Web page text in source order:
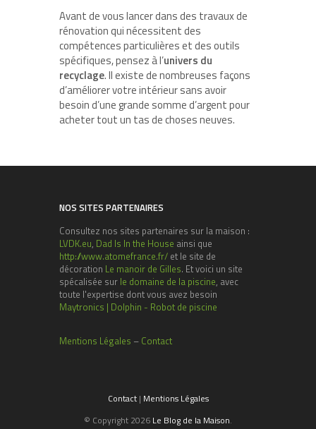
Avant de vous lancer dans des travaux de
rénovation qui nécessitent des
compétences particulières et des outils
spécifiques, pensez à l’univers du
recyclage. Il existe de nombreuses façons
d’améliorer votre intérieur sans avoir
besoin d’une grande somme d’argent pour
acheter tout un tas de choses neuves.
NOS SITES PARTENAIRES
Consultez nos sites partenaires sur la maison :
LVDK.eu, Dad Is In the House ainsi que
http://www.atomefrance.fr/ et le site de
décoration Le manoir de Gilles. Et voici un site
spécalisée sur le domaine de la piscine, avec
toute l'expertise dont vous avez besoin
Maytronics | Dolphin - Robot de piscine
Mentions Légales – Contact
Contact| Mentions Légales
© Copyright 2026 Le Blog de la Maison.